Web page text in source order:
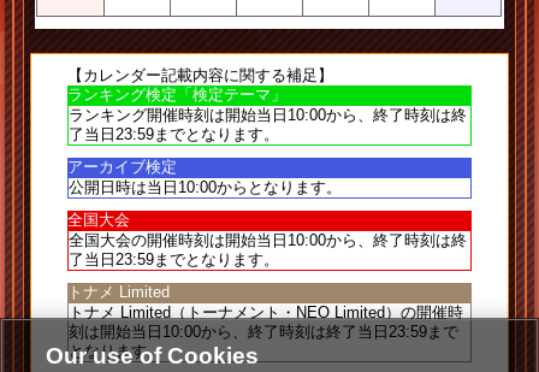
【カレンダー記載内容に関する補足】
ランキング検定「検定テーマ」
ランキング開催時刻は開始当日10:00から、終了時刻は終
了当日23:59までとなります。
アーカイブ検定
公開日時は当日10:00からとなります。
全国大会
全国大会の開催時刻は開始当日10:00から、終了時刻は終
了当日23:59までとなります。
トナメ Limited
トナメ Limited（トーナメント・NEO Limited）の開催時
刻は 開始当日10:00から、終了時刻は終了当日23:59まで
となります。
Our use of Cookies